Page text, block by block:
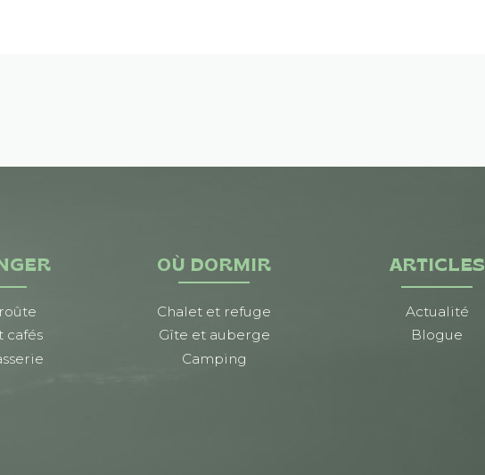
cafés
OÙ DORMIR
Chalet et refuge
Gîte et auberge
Camping
ARTICLES
Actualité
Blogue